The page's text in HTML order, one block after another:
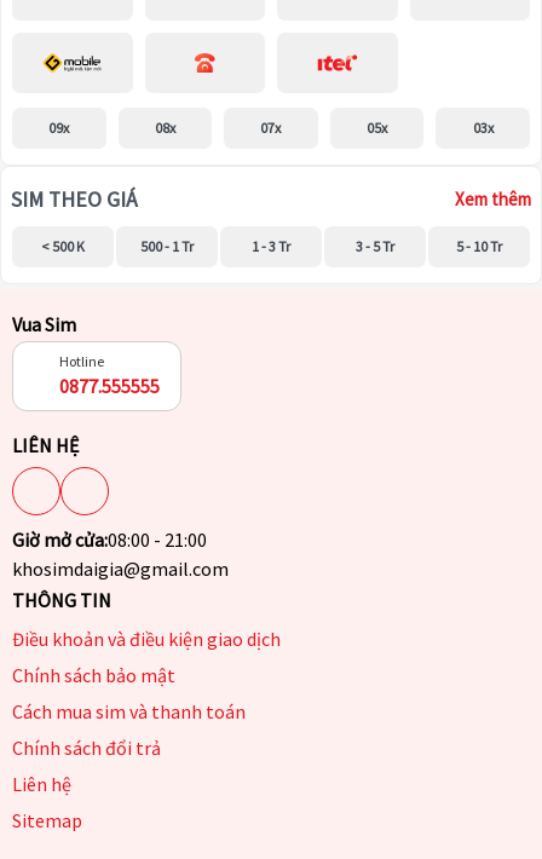
09x 08x 07x 05x 03x
SIM THEO GIÁ Xem thêm
< 500 K 500 - 1 Tr 1 - 3 Tr 3 - 5 Tr 5 - 10 Tr
Vua Sim
Hotline
0877.555555
LIÊN HỆ
Giờ mở cửa:08:00 - 21:00
khosimdaigia@gmail.com
THÔNG TIN
Điều khoản và điều kiện giao dịch
Chính sách bảo mật
Cách mua sim và thanh toán
Chính sách đổi trả
Liên hệ
Sitemap